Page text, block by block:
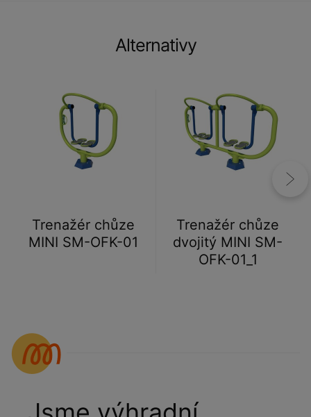
Alternativy
Trenažér chůze
MINI SM-OFK-01
Trenažér chůze
dvojitý MINI SM-
OFK-01_1